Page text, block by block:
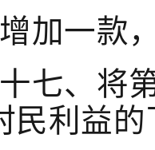
一款，
、将第
民利益